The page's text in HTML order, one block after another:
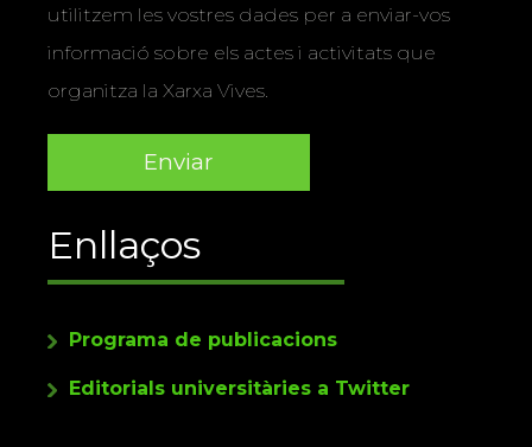
utilitzem les vostres dades per a enviar-vos
informació sobre els actes i activitats que
organitza la Xarxa Vives.
Enllaços
Programa de publicacions
Editorials universitàries a Twitter